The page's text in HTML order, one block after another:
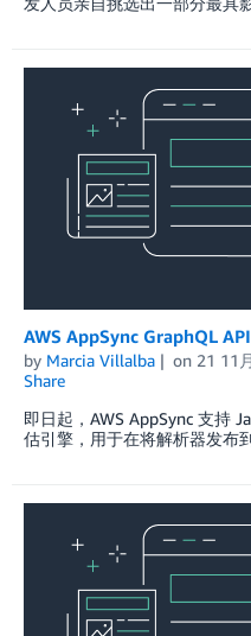
AWS AppSync GraphQL
by Marcia Villalba on 21 11
Share
即日起，AWS AppSync 支持
估引擎，用于在将解析器发布